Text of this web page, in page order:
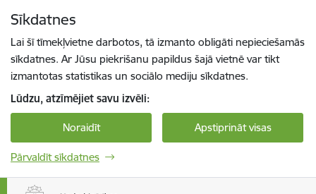
Sīkdatnes
Lai šī tīmekļvietne darbotos, tā izmanto obligāti nepieciešamās
sīkdatnes. Ar Jūsu piekrišanu papildus šajā vietnē var tikt
izmantotas statistikas un sociālo mediju sīkdatnes.
Lūdzu, atzīmējiet savu izvēli:
Noraidīt Apstiprināt visas
Pārvaldīt sīkdatnes